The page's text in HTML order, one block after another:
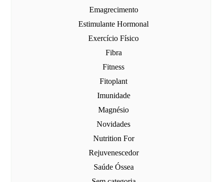
Emagrecimento
Estimulante Hormonal
Exercício Físico
Fibra
Fitness
Fitoplant
Imunidade
Magnésio
Novidades
Nutrition For
Rejuvenescedor
Saúde Óssea